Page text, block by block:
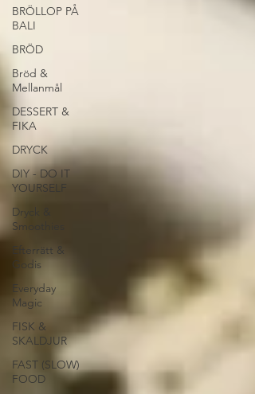
BRÖLLOP PÅ
BALI
BRÖD
Bröd &
Mellanmål
DESSERT &
FIKA
DRYCK
DIY - DO IT
YOURSELF
Dryck &
Smoothies
Efterrätt &
Godis
Everyday
Magic
FISK &
SKALDJUR
FAST (SLOW)
FOOD